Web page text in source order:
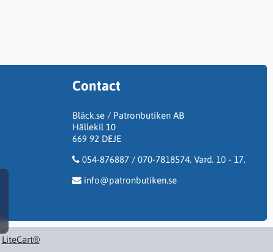
Contact
Bläck.se / Patronbutiken AB
Hällekil 10
669 92 DEJE
054-876887 / 070-7818574. Vard. 10 - 17.
info@patronbutiken.se
LiteCart®